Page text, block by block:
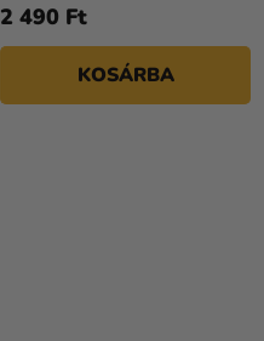
2 490 Ft
KOSÁRBA